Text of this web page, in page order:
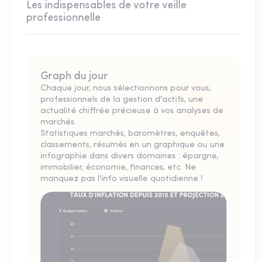
Les indispensables de votre veille
professionnelle
Graph du jour
Chaque jour, nous sélectionnons pour vous,
professionnels de la gestion d'actifs, une
actualité chiffrée précieuse à vos analyses de
marchés.
Statistiques marchés, baromètres, enquêtes,
classements, résumés en un graphique ou une
infographie dans divers domaines : épargne,
immobilier, économie, finances, etc. Ne
manquez pas l'info visuelle quotidienne !